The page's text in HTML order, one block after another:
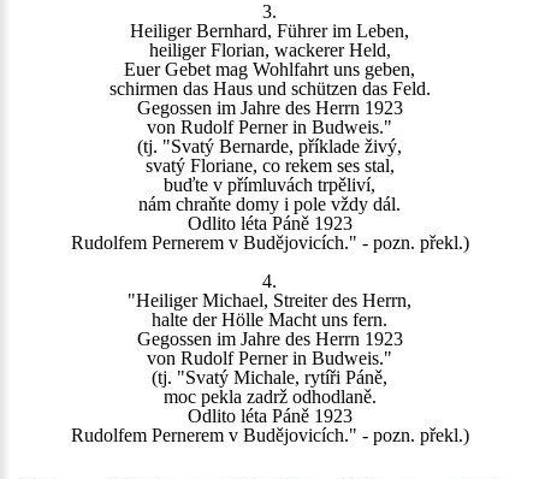
3.
Heiliger Bernhard, Führer im Leben,
heiliger Florian, wackerer Held,
Euer Gebet mag Wohlfahrt uns geben,
schirmen das Haus und schützen das Feld.
Gegossen im Jahre des Herrn 1923
von Rudolf Perner in Budweis."
(tj. "Svatý Bernarde, příklade živý,
svatý Floriane, co rekem ses stal,
buďte v přímluvách trpěliví,
nám chraňte domy i pole vždy dál.
Odlito léta Páně 1923
Rudolfem Pernerem v Budějovicích." - pozn. překl.)
4.
"Heiliger Michael, Streiter des Herrn,
halte der Hölle Macht uns fern.
Gegossen im Jahre des Herrn 1923
von Rudolf Perner in Budweis."
(tj. "Svatý Michale, rytíři Páně,
moc pekla zadrž odhodlaně.
Odlito léta Páně 1923
Rudolfem Pernerem v Budějovicích." - pozn. překl.)